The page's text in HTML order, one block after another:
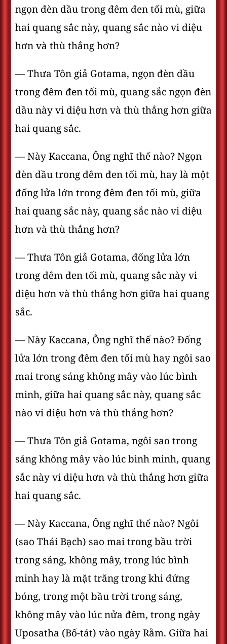
ngọn đèn dầu trong đêm đen tối mù, giữa
hai quang sắc này, quang sắc nào vi diệu
hơn và thù thắng hơn?
— Thưa Tôn giả Gotama, ngọn đèn dầu
trong đêm đen tối mù, quang sắc ngọn đèn
dầu này vi diệu hơn và thù thắng hơn giữa
hai quang sắc.
— Này Kaccana, Ông nghĩ thế nào? Ngọn
đèn dầu trong đêm đen tối mù, hay là một
đống lửa lớn trong đêm đen tối mù, giữa
hai quang sắc này, quang sắc nào vi diệu
hơn và thù thắng hơn?
— Thưa Tôn giả Gotama, đống lửa lớn
trong đêm đen tối mù, quang sắc này vi
diệu hơn và thù thắng hơn giữa hai quang
sắc.
— Này Kaccana, Ông nghĩ thế nào? Ðống
lửa lớn trong đêm đen tối mù hay ngôi sao
mai trong sáng không mây vào lúc bình
minh, giữa hai quang sắc này, quang sắc
nào vi diệu hơn và thù thắng hơn?
— Thưa Tôn giả Gotama, ngôi sao trong
sáng không mây vào lúc bình minh, quang
sắc này vi diệu hơn và thù thắng hơn giữa
hai quang sắc.
— Này Kaccana, Ông nghĩ thế nào? Ngôi
(sao Thái Bạch) sao mai trong bầu trời
trong sáng, không mây, trong lúc bình
minh hay là mặt trăng trong khi đứng
bóng, trong một bầu trời trong sáng,
không mây vào lúc nửa đêm, trong ngày
Uposatha (Bố-tát) vào ngày Rằm. Giữa hai